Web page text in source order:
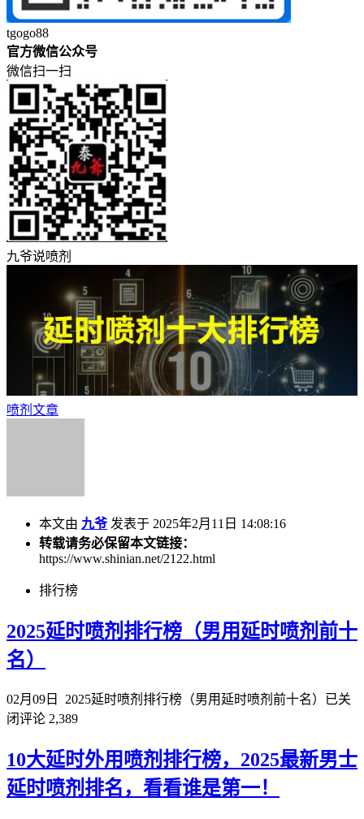
tgogo88
官方微信公众号
微信扫一扫
九爷说喷剂
喷剂文章
本文由 九爷发表于 2025年2月11日 14:08:16
转载请务必保留本文链接：
https://www.shinian.net/2122.html
排行榜
2025延时喷剂排行榜（男用延时喷剂前十
名）
02月09日 2025延时喷剂排行榜（男用延时喷剂前十名） 已关
闭评论 2,389
10大延时外用喷剂排行榜，2025最新男士
延时喷剂排名，看看谁是第一！